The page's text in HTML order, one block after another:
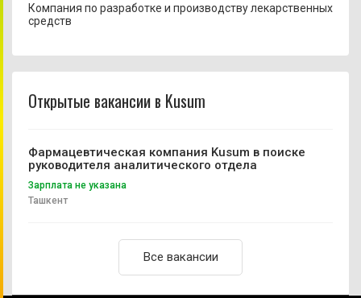
Компания по разработке и производству лекарственных
средств
Открытые вакансии в Kusum
Фармацевтическая компания Kusum в поиске
руководителя аналитического отдела
Зарплата не указана
Ташкент
Все вакансии